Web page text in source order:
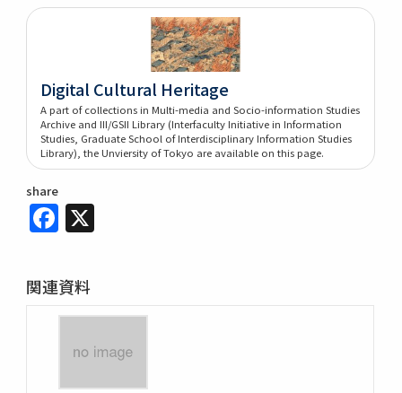
Digital Cultural Heritage
A part of collections in Multi-media and Socio-information Studies
Archive and III/GSII Library (Interfaculty Initiative in Information
Studies, Graduate School of Interdisciplinary Information Studies
Library), the Unviersity of Tokyo are available on this page.
share
Facebook
関連資料